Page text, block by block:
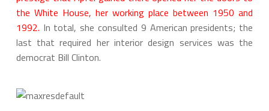
the White House, her working place between 1950 and
1992. In total, she consulted 9 American presidents; the
last that required her interior design services was the
democrat Bill Clinton.